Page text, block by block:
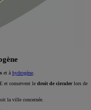
et à hydrogène.
et conservent le droit de circulerlors de
la ville concernée.